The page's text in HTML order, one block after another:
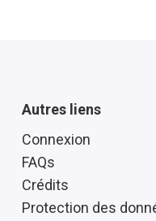
Autres liens
Connexion
FAQs
Crédits
Protection des